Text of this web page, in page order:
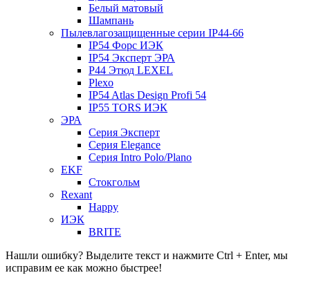
Белый матовый
Шампань
Пылевлагозащищенные серии IP44-66
IP54 Форс ИЭК
IP54 Эксперт ЭРА
P44 Этюд LEXEL
Plexo
IP54 Atlas Design Profi 54
IP55 TORS ИЭК
ЭРА
Серия Эксперт
Серия Elegance
Серия Intro Polo/Plano
EKF
Стокгольм
Rexant
Happy
ИЭК
BRITE
Нашли ошибку? Выделите текст и нажмите Ctrl + Enter, мы
исправим ее как можно быстрее!